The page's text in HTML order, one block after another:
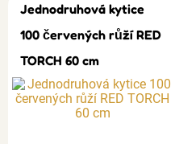
Jednodruhová kytice
100 červených růží RED
TORCH 60 cm